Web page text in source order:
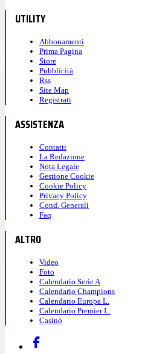
UTILITY
Abbonamenti
Prima Pagina
Store
Pubblicità
Rss
Site Map
Registrati
ASSISTENZA
Contatti
La Redazione
Nota Legale
Gestione Cookie
Cookie Policy
Privacy Policy
Cond. Generali
Faq
ALTRO
Video
Foto
Calendario Serie A
Calendario Champions
Calendario Europa L.
Calendario Premier L.
Casinò